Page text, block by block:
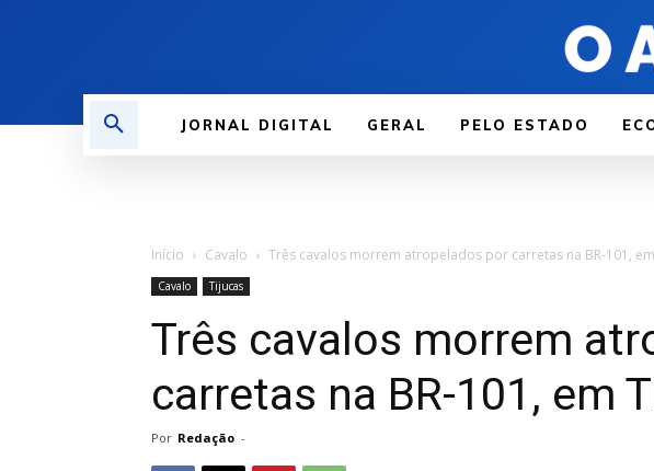
JORNAL DIGITAL GERAL PELO ESTADO
Início Cavalo Três cavalos morrem atropelados por carretas na BR-101,
Cavalo Tijucas
Três cavalos morrem
carretas na BR-101, em
Por Redação -